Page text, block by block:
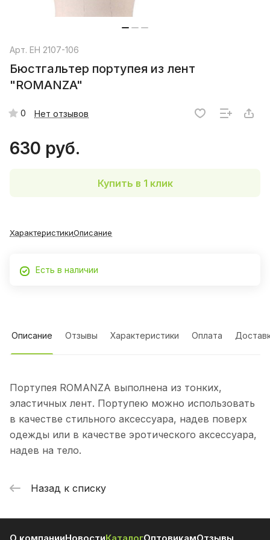
Арт. EH 2107-106
Бюстгальтер портупея из лент
"ROMANZA"
0 Нет отзывов
630 руб.
Купить в 1 клик
ХарактеристикиОписание
Есть в наличии
Описание Отзывы Характеристики Оплата
Портупея ROMANZA выполнена из тонких,
эластичных лент. Портупею можно использовать
в качестве стильного аксессуара, надев поверх
одежды или в качестве эротического аксессуара,
надев на тело.
Назад к списку
О компанииНовостиКаталогОптовикамОтзывы